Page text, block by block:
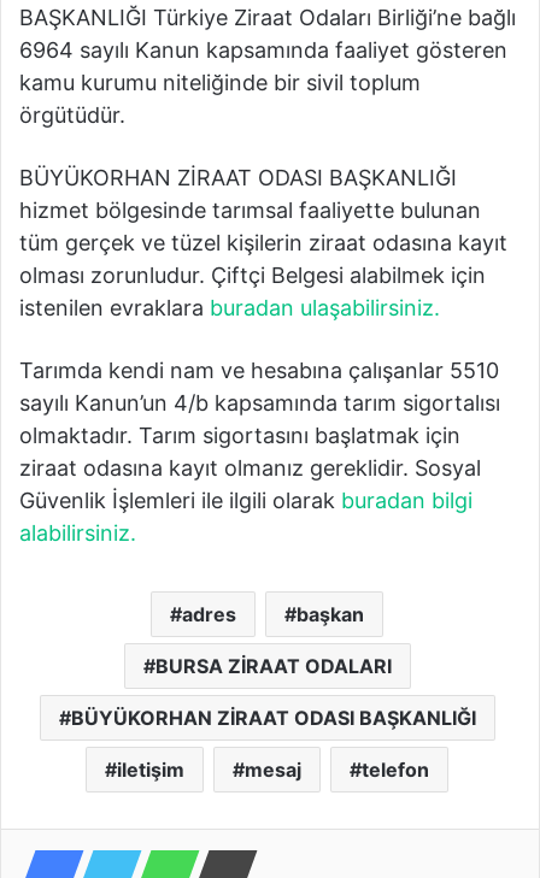
BAŞKANLIĞI Türkiye Ziraat Odaları Birliği’ne bağlı
6964 sayılı Kanun kapsamında faaliyet gösteren
kamu kurumu niteliğinde bir sivil toplum
örgütüdür.
BÜYÜKORHAN ZİRAAT ODASI BAŞKANLIĞI
hizmet bölgesinde tarımsal faaliyette bulunan
tüm gerçek ve tüzel kişilerin ziraat odasına kayıt
olması zorunludur. Çiftçi Belgesi alabilmek için
istenilen evraklara buradan ulaşabilirsiniz.
Tarımda kendi nam ve hesabına çalışanlar 5510
sayılı Kanun’un 4/b kapsamında tarım sigortalısı
olmaktadır. Tarım sigortasını başlatmak için
ziraat odasına kayıt olmanız gereklidir. Sosyal
Güvenlik İşlemleri ile ilgili olarak buradan bilgi
alabilirsiniz.
adres başkan
BURSA ZİRAAT ODALARI
BÜYÜKORHAN ZİRAAT ODASI BAŞKANLIĞI
iletişim mesaj telefon